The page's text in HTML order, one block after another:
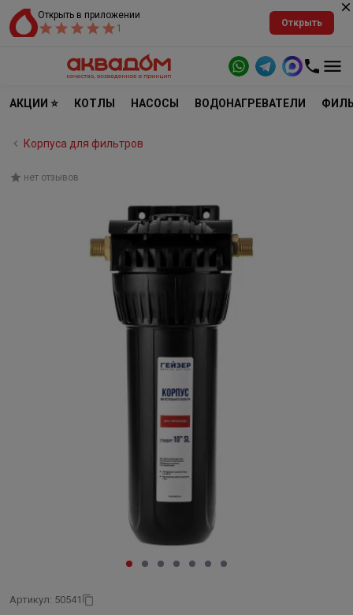
Открыть в приложении
1
Открыть
АКЦИИ ⭐ КОТЛЫ НАСОСЫ ВОДОНАГРЕВАТЕЛИ
Корпуса для фильтров
нет отзывов
Артикул: 50541